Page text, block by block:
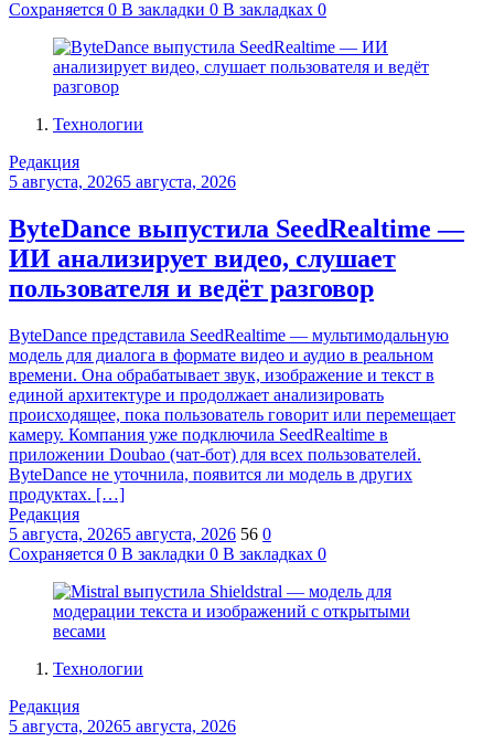
Сохраняется 0 В закладки 0 В закладках 0
Технологии
Редакция
5 августа, 20265 августа, 2026
ByteDance выпустила SeedRealtime —
ИИ анализирует видео, слушает
пользователя и ведёт разговор
ByteDance представила SeedRealtime — мультимодальную
модель для диалога в формате видео и аудио в реальном
времени. Она обрабатывает звук, изображение и текст в
единой архитектуре и продолжает анализировать
происходящее, пока пользователь говорит или перемещает
камеру. Компания уже подключила SeedRealtime в
приложении Doubao (чат-бот) для всех пользователей.
ByteDance не уточнила, появится ли модель в других
продуктах. […]
Редакция
5 августа, 20265 августа, 2026 56 0
Сохраняется 0 В закладки 0 В закладках 0
Технологии
Редакция
5 августа, 20265 августа, 2026